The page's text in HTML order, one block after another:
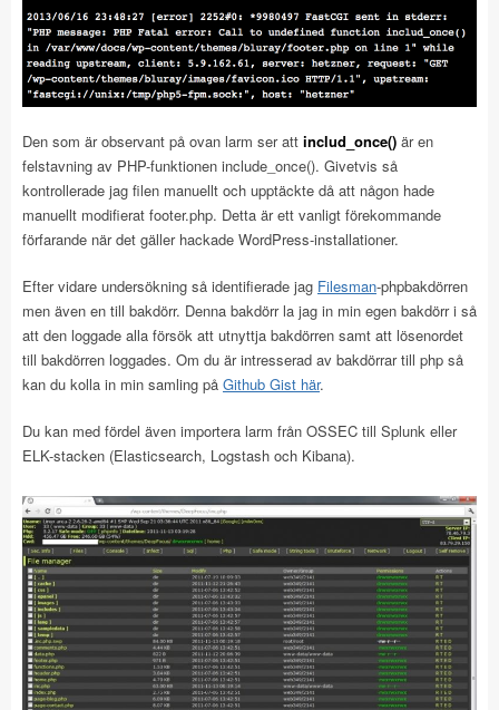
Den som är observant på ovan larm ser att includ_once() är en
felstavning av PHP-funktionen include_once(). Givetvis så
kontrollerade jag filen manuellt och upptäckte då att någon hade
manuellt modifierat footer.php. Detta är ett vanligt förekommande
förfarande när det gäller hackade WordPress-installationer.
Efter vidare undersökning så identifierade jag Filesman-phpbakdörren
men även en till bakdörr. Denna bakdörr la jag in min egen bakdörr i så
att den loggade alla försök att utnyttja bakdörren samt att lösenordet
till bakdörren loggades. Om du är intresserad av bakdörrar till php så
kan du kolla in min samling på Github Gist här.
Du kan med fördel även importera larm från OSSEC till Splunk eller
ELK-stacken (Elasticsearch, Logstash och Kibana).